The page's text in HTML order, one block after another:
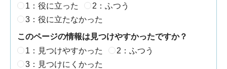
1：役に立った
2：ふつう
3：役に立たなかった
このページの情報は見つけやすかったですか？
1：見つけやすかった
2：ふつう
3：見つけにくかった